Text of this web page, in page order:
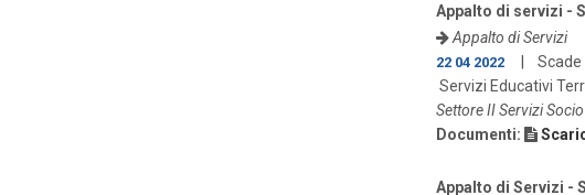
Appalto di servizi -
Appalto di Servizi
22 04 2022 | Scade
Servizi Educativi
Settore II Servizi
Documenti:
Appalto di Servizi -